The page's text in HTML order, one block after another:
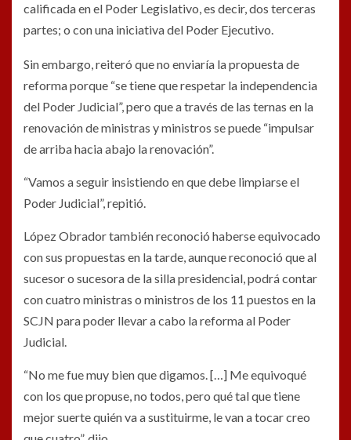
calificada en el Poder Legislativo, es decir, dos terceras
partes; o con una iniciativa del Poder Ejecutivo.
Sin embargo, reiteró que no enviaría la propuesta de
reforma porque “se tiene que respetar la independencia
del Poder Judicial”, pero que a través de las ternas en la
renovación de ministras y ministros se puede “impulsar
de arriba hacia abajo la renovación”.
“Vamos a seguir insistiendo en que debe limpiarse el
Poder Judicial”, repitió.
López Obrador también reconoció haberse equivocado
con sus propuestas en la tarde, aunque reconoció que al
sucesor o sucesora de la silla presidencial, podrá contar
con cuatro ministras o ministros de los 11 puestos en la
SCJN para poder llevar a cabo la reforma al Poder
Judicial.
“No me fue muy bien que digamos. […] Me equivoqué
con los que propuse, no todos, pero qué tal que tiene
mejor suerte quién va a sustituirme, le van a tocar creo